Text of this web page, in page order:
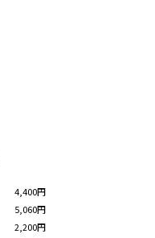
4,400円
5,060円
2,200円